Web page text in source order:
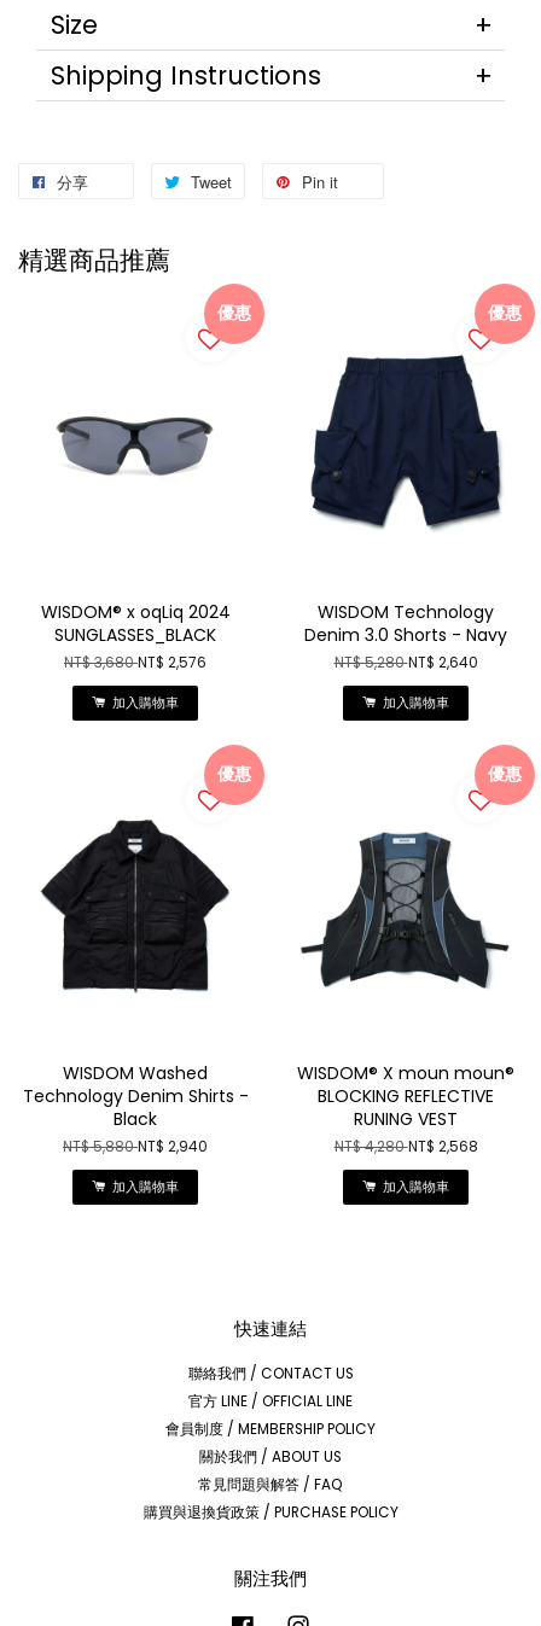
Size
Shipping Instructions
分享 Tweet Pin it
精選商品推薦
優惠
WISDOM® x oqLiq 2024
SUNGLASSES_BLACK
NT$ 3,680NT$ 2,576
加入購物車
優惠
WISDOM Technology
Denim 3.0 Shorts - Navy
NT$ 5,280NT$ 2,640
加入購物車
優惠
WISDOM Washed
Technology Denim Shirts -
Black
NT$ 5,880NT$ 2,940
加入購物車
優惠
WISDOM® X moun moun®
BLOCKING REFLECTIVE
RUNING VEST
NT$ 4,280NT$ 2,568
加入購物車
快速連結
聯絡我們 / CONTACT US
官方 LINE / OFFICIAL LINE
會員制度 / MEMBERSHIP POLICY
關於我們 / ABOUT US
常見問題與解答 / FAQ
購買與退換貨政策 / PURCHASE POLICY
關注我們